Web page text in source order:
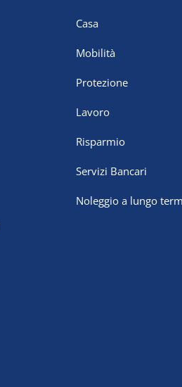
Casa
Mobilità
Protezione
Lavoro
Risparmio
Servizi Bancari
Noleggio a lungo